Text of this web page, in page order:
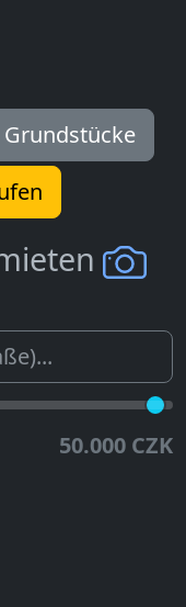
Grundstücke
50.000 CZK